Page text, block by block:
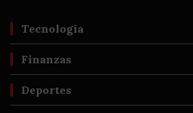
Tecnología
Finanzas
Deportes